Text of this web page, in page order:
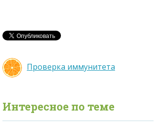
Проверка иммунитета
Интересное по теме